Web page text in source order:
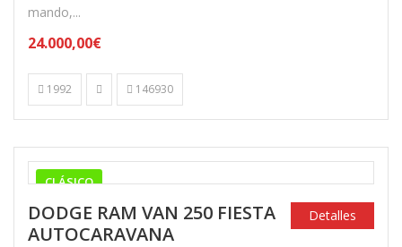
mando,...
24.000,00€
1992 146930
CLÁSICO
DODGE RAM VAN 250 FIESTA
AUTOCARAVANA
Detalles